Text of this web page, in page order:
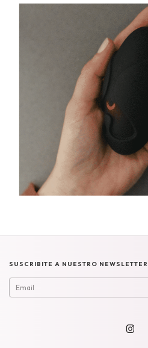
SUSCRIBITE A NUESTRO NEWSLETTER